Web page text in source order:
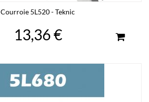
Courroie 5L520 - Teknic
13,36 €